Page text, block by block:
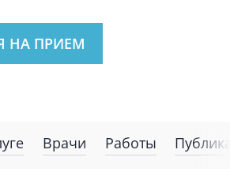
НА ПРИЕМ
Врачи Работы